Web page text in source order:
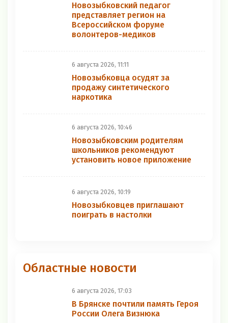
Новозыбковский педагог
представляет регион на
Всероссийском форуме
волонтеров-медиков
6 августа 2026, 11:11
Новозыбковца осудят за
продажу синтетического
наркотика
6 августа 2026, 10:46
Новозыбковским родителям
школьников рекомендуют
установить новое приложение
6 августа 2026, 10:19
Новозыбковцев приглашают
поиграть в настолки
Областные новости
6 августа 2026, 17:03
В Брянске почтили память Героя
России Олега Визнюка